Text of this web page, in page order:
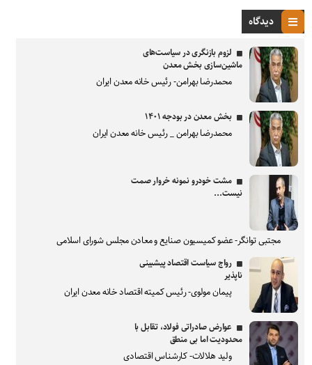
دیدگاه
لزوم بازنگری در سیاست‌های
ماشین‌سازی بخش معدن
محمدرضا بهرامن- رئیس خانه معدن ایران
بخش معدن در بودجه ۱۴۰۱
محمدرضا بهرامن _ رئیس خانه معدن ایران
مشت خودرو نمونه خروار صمت
نیست...
مجتبی توانگر- عضو کمیسیون صنایع و معادن مجلس شورای اسلامی
رواج سیاست اقتصاد پیشبینی
ناپذیر
پیمان مولوی- رئیس کمیته اقتصاد خانه معدن ایران
عوارض صادراتی فولاد، تقابل با
محدودیت اما بی منطق
ولید هلالات- کارشناس اقتصادی